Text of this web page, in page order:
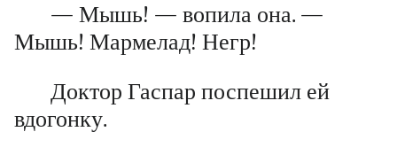
— Мышь! — вопила она. —
Мышь! Мармелад! Негр!
Доктор Гаспар поспешил ей
вдогонку.